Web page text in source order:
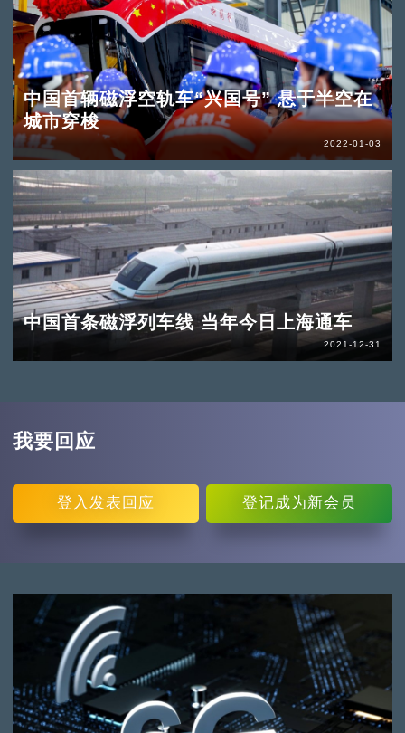
中国首辆磁浮空轨车“兴国号” 悬于半空在
城市穿梭
2022-01-03
中国首条磁浮列车线 当年今日上海通车
2021-12-31
我要回应
登入 发表回应 登记成为新会员